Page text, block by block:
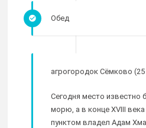
Обед
агрогородок Сёмково
Сегодня место известно
морю, а в конце XVIII
пунктом владел Адам